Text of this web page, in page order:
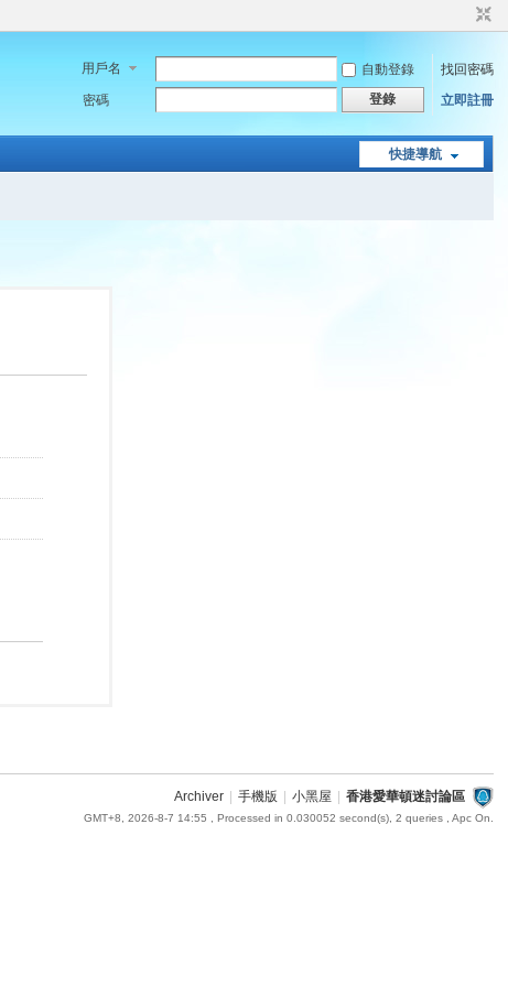
用戶名 自動登錄
找回密碼
密碼
登錄 立即註冊
快捷導航
Archiver 手機版 小黑屋 香港愛華頓迷討論區
GMT+8, 2026-8-7 14:55 , Processed in 0.030052 second(s), 2 queries , Apc On.